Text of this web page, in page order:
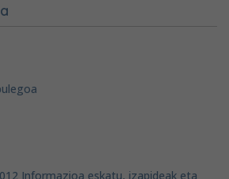
Informazioa eskatu, izapideak eta